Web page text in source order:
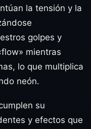
la tensión y la
golpes y
mientras
lo que multiplica
neón.
su
y efectos que